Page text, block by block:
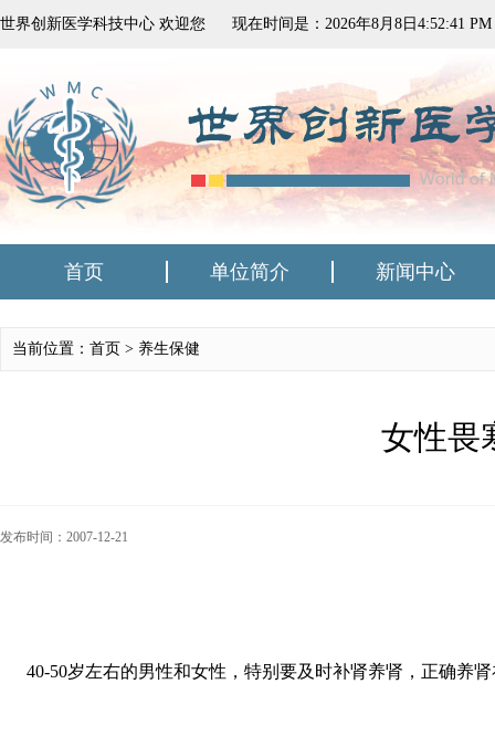
世界创新医学科技中心 欢迎您 现在时间是： 2026年8月 8 日 4:52:41 PM
首页 单位简介 新闻中心
当前位置：首页 > 养生保健
女性畏
发布时间：2007-12-21
40-50岁左右的男性和女性，特别要及时补肾养肾，正确养